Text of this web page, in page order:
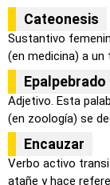
Cateonesis
Sustantivo
(en medicina) a un
Epalpebrado
Adjetivo. Esta
(en zoología) se
Encauzar
Verbo activo
atañe y hace